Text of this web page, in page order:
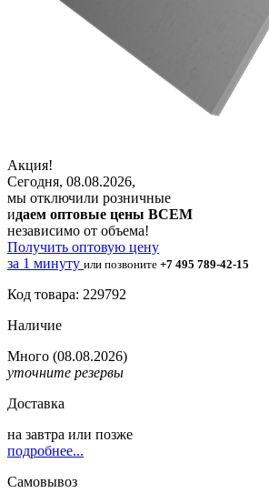
Акция!
Сегодня, 08.08.2026,
мы отключили розничные
идаем оптовые цены ВСЕМ
независимо от объема!
Получить оптовую цену
за 1 минуту или позвоните +7 495 789-42-15
Код товара: 229792
Наличие
Много (08.08.2026)
уточните резервы
Доставка
на завтра или позже
подробнее...
Самовывоз